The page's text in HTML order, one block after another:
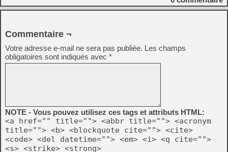
Commentaire ¬
Votre adresse e-mail ne sera pas publiée. Les champs
obligatoires sont indiqués avec *
NOTE - Vous pouvez utilisez ces tags et attributs HTML:
<a href="" title=""> <abbr title=""> <acronym
title=""> <b> <blockquote cite=""> <cite>
<code> <del datetime=""> <em> <i> <q cite="">
<s> <strike> <strong>